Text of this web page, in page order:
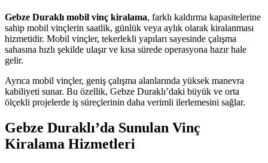
Gebze Duraklı mobil vinç kiralama, farklı kaldırma kapasitelerine
sahip mobil vinçlerin saatlik, günlük veya aylık olarak kiralanması
hizmetidir. Mobil vinçler, tekerlekli yapıları sayesinde çalışma
sahasına hızlı şekilde ulaşır ve kısa sürede operasyona hazır hale
gelir.
Ayrıca mobil vinçler, geniş çalışma alanlarında yüksek manevra
kabiliyeti sunar. Bu özellik, Gebze Duraklı’daki büyük ve orta
ölçekli projelerde iş süreçlerinin daha verimli ilerlemesini sağlar.
Gebze Duraklı’da Sunulan Vinç
Kiralama Hizmetleri